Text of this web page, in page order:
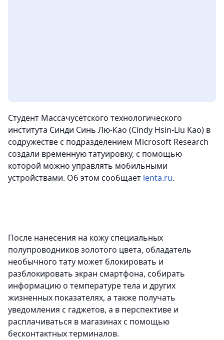
Студент Массачусетского технологического
института Синди Синь Лю-Као (Cindy Hsin-Liu Kao) в
содружестве с подразделением Microsoft Research
создали временную татуировку, с помощью
которой можно управлять мобильными
устройствами. Об этом сообщает lenta.ru.
После нанесения на кожу специальных
полупроводников золотого цвета, обладатель
необычного тату может блокировать и
разблокировать экран смартфона, собирать
информацию о температуре тела и других
жизненных показателях, а также получать
уведомления с гаджетов, а в перспективе и
расплачиваться в магазинах с помощью
бесконтактных терминалов.